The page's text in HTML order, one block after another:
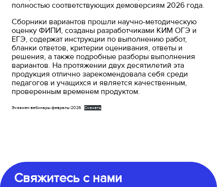
полностью соответствующих демоверсиям 2026 года.
Сборники вариантов прошли научно-методическую
оценку ФИПИ, созданы разработчиками КИМ ОГЭ и
ЕГЭ, содержат инструкции по выполнению работ,
бланки ответов, критерии оценивания, ответы и
решения, а также подробные разборы выполнения
вариантов. На протяжении двух десятилетий эта
продукция отлично зарекомендовала себя среди
педагогов и учащихся и является качественным,
проверенным временем продуктом.
Экзамен вебинары февраль-2026 Скачать
Свяжитесь с нами